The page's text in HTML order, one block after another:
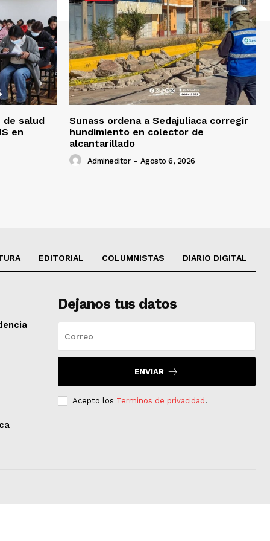
de salud
en
Sunass ordena a Sedajuliaca corregir
hundimiento en colector de
alcantarillado
Admineditor - Agosto 6, 2026
EDITORIAL COLUMNISTAS DIARIO DIGITAL
Dejanos tus datos
ENVIAR
Acepto los Terminos de privacidad .